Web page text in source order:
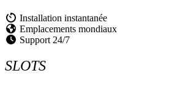
Installation instantanée
Emplacements mondiaux
Support 24/7
SLOTS